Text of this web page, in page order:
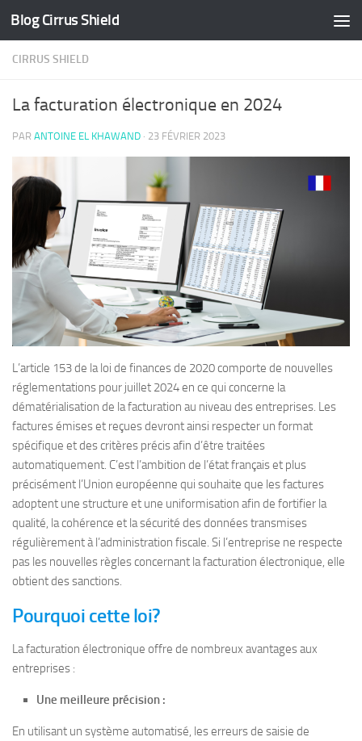
Skip to content
Blog Cirrus Shield
CIRRUS SHIELD
La facturation électronique en 2024
PAR ANTOINE EL KHAWAND · 23 FÉVRIER 2023
L’article 153 de la loi de finances de 2020 comporte de nouvelles
réglementations pour juillet 2024 en ce qui concerne la
dématérialisation de la facturation au niveau des entreprises. Les
factures émises et reçues devront ainsi respecter un format
spécifique et des critères précis afin d’être traitées
automatiquement. C’est l’ambition de l’état français et plus
précisément l’Union européenne qui souhaite que les factures
adoptent une structure et une uniformisation afin de fortifier la
qualité, la cohérence et la sécurité des données transmises
régulièrement à l’administration fiscale. Si l’entreprise ne respecte
pas les nouvelles règles concernant la facturation électronique, elle
obtient des sanctions.
Pourquoi cette loi?
La facturation électronique offre de nombreux avantages aux
entreprises :
Une meilleure précision :
En utilisant un système automatisé, les erreurs de saisie de